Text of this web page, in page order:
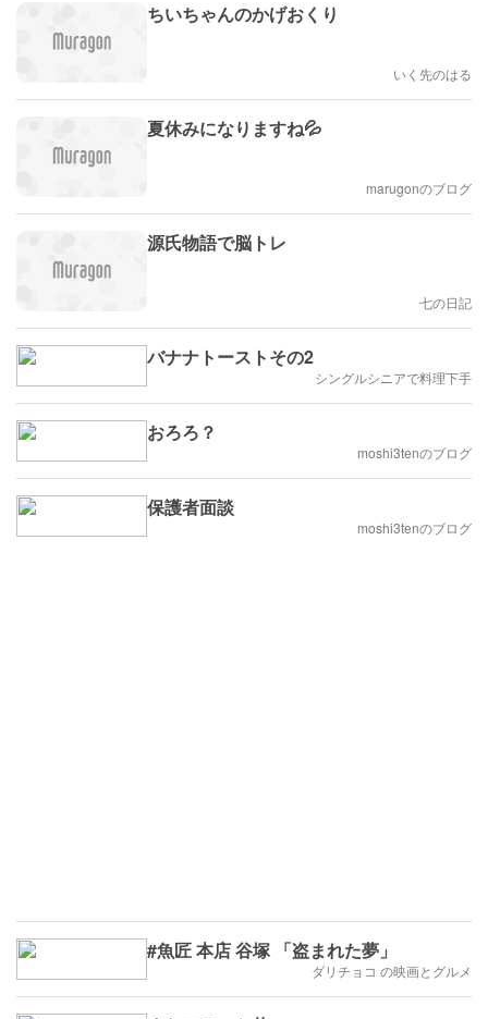
ちいちゃんのかげおくり
いく先のはる
夏休みになりますね💦
marugonのブログ
源氏物語で脳トレ
七の日記
バナナトーストその2
シングルシニアで料理下手
おろろ？
moshi3tenのブログ
保護者面談
moshi3tenのブログ
#魚匠 本店 谷塚 「盗まれた夢」
ダリチョコ の映画とグルメ